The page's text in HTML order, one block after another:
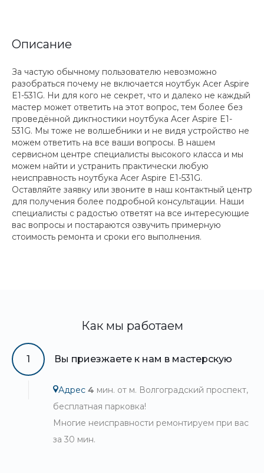
Описание
За частую обычному пользователю невозможно
разобраться почему не включается ноутбук Acer Aspire
E1-531G. Ни для кого не секрет, что и далеко не каждый
мастер может ответить на этот вопрос, тем более без
проведённой дикгностики ноутбука Acer Aspire E1-
531G. Мы тоже не волшебники и не видя устройство не
можем ответить на все ваши вопросы. В нашем
сервисном центре специалисты высокого класса и мы
можем найти и устранить практически любую
неисправность ноутбука Acer Aspire E1-531G.
Оставляйте заявку или звоните в наш контактный центр
для получения более подробной консультации. Наши
специалисты с радостью ответят на все интересующие
вас вопросы и постараются озвучить примерную
стоимость ремонта и сроки его выполнения.
Как мы работаем
1 Вы приезжаете к нам в мастерскую
Адрес 4 мин. от м. Волгоградский проспект,
бесплатная парковка!
Многие неисправности ремонтируем при вас
за 30 мин.